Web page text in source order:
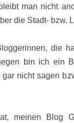
man nicht
die Stadt- bzw.
die
bin ich ein
gar nicht sagen
meinen Blog